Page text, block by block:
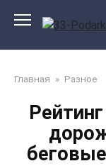
Главная » Разное